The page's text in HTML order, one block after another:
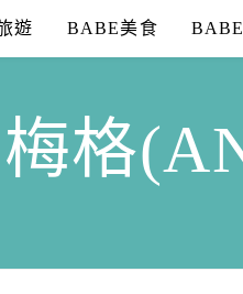
遊 BABE美食
梅格